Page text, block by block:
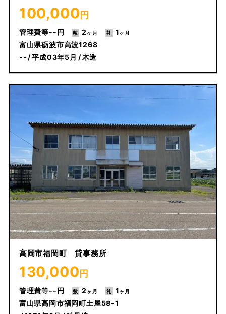
100,000円
-- 2
1
富山県砺波市高波1268
--
平成03年5月 木造
高岡市福岡町 貸事務所
130,000 円
-- 2
1
富山県高岡市福岡町土屋58-1